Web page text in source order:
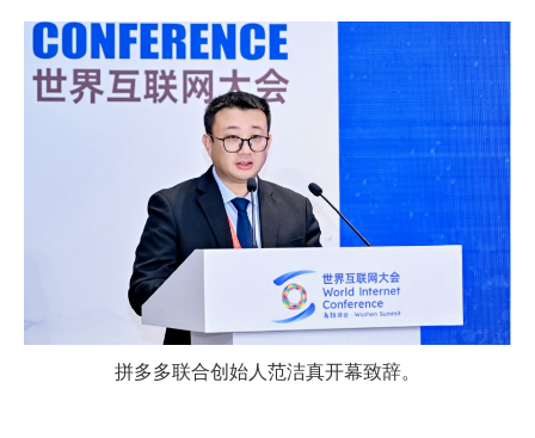
拼多多联合创始人范洁真开幕致辞。